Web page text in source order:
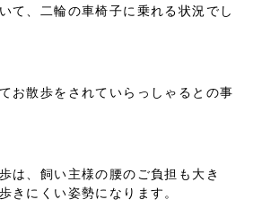
て、二輪の車椅子に乗れる状況でし
お散歩をされていらっしゃるとの事
は、飼い主様の腰のご負担も大き
きにくい姿勢になります。